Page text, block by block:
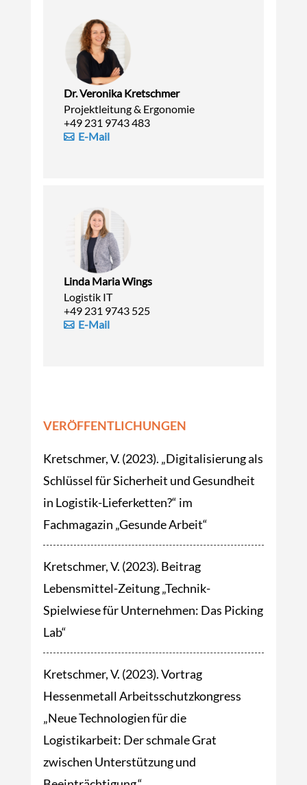
Dr. Veronika Kretschmer
Projektleitung & Ergonomie
+49 231 9743 483
E-Mail
Linda Maria Wings
Logistik IT
+49 231 9743 525
E-Mail
VERÖFFENTLICHUNGEN
Kretschmer, V. (2023). „Digitalisierung als
Schlüssel für Sicherheit und Gesundheit
in Logistik-Lieferketten?“ im
Fachmagazin „Gesunde Arbeit“
Kretschmer, V. (2023). Beitrag
Lebensmittel-Zeitung „Technik-
Spielwiese für Unternehmen: Das Picking
Lab“
Kretschmer, V. (2023). Vortrag
Hessenmetall Arbeitsschutzkongress
„Neue Technologien für die
Logistikarbeit: Der schmale Grat
zwischen Unterstützung und